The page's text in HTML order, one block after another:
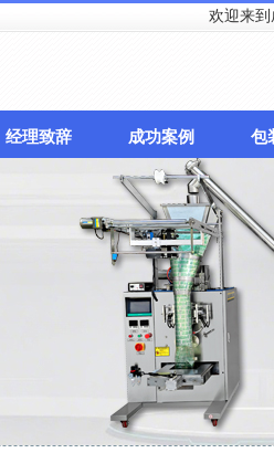
欢迎来到成都星
经理致辞 成功案例 包